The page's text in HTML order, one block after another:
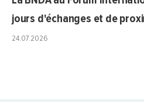
jours d'échanges et de
24.07.2026